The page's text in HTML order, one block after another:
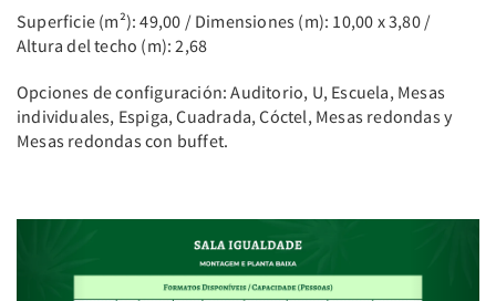
Superficie (m²): 49,00 / Dimensiones (m): 10,00 x 3,80 /
Altura del techo (m): 2,68
Opciones de configuración: Auditorio, U, Escuela, Mesas
individuales, Espiga, Cuadrada, Cóctel, Mesas redondas y
Mesas redondas con buffet.